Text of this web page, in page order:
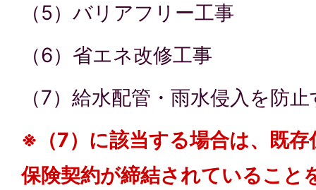
（5）バリアフリー工事
（6）省エネ改修工事
（7）給水配管・雨水侵入を防
※（7）に該当する場合は、既存
保険契約が締結されていること